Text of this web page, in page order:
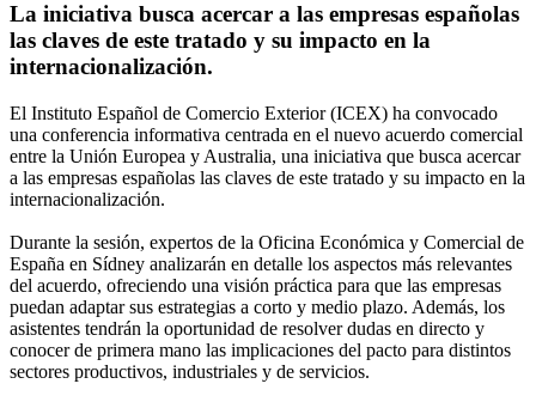
La iniciativa busca acercar a las empresas españolas
las claves de este tratado y su impacto en la
internacionalización.
El Instituto Español de Comercio Exterior (ICEX) ha convocado
una conferencia informativa centrada en el nuevo acuerdo comercial
entre la Unión Europea y Australia, una iniciativa que busca acercar
a las empresas españolas las claves de este tratado y su impacto en la
internacionalización.
Durante la sesión, expertos de la Oficina Económica y Comercial de
España en Sídney analizarán en detalle los aspectos más relevantes
del acuerdo, ofreciendo una visión práctica para que las empresas
puedan adaptar sus estrategias a corto y medio plazo. Además, los
asistentes tendrán la oportunidad de resolver dudas en directo y
conocer de primera mano las implicaciones del pacto para distintos
sectores productivos, industriales y de servicios.